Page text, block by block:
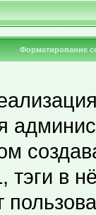
Форматирование
тэги в